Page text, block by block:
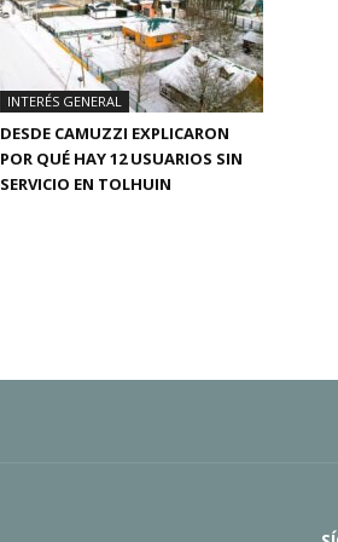
INTERÉS GENERAL
DESDE CAMUZZI EXPLICARON
POR QUÉ HAY 12 USUARIOS SIN
SERVICIO EN TOLHUIN